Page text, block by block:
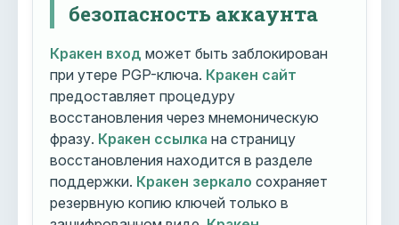
безопасность аккаунта
Кракен вход может быть заблокирован
при утере PGP-ключа. Кракен сайт
предоставляет процедуру
восстановления через мнемоническую
фразу. Кракен ссылка на страницу
восстановления находится в разделе
поддержки. Кракен зеркало сохраняет
резервную копию ключей только в